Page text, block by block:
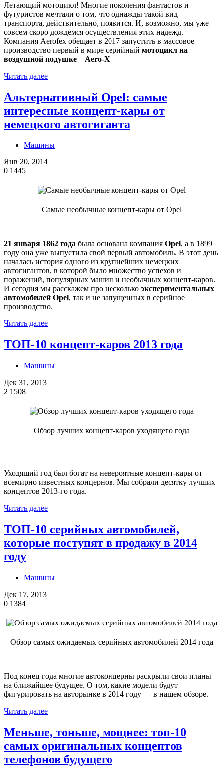
Летающий мотоцикл! Многие поколения фантастов и
футуристов мечтали о том, что однажды такой вид
транспорта, действительно, появится. И, возможно, мы уже
совсем скоро дождемся осуществления этих надежд.
Компания Aerofex обещает в 2017 запустить в массовое
производство первый в мире серийный мотоцикл на
воздушной подушке – Aero-X.
Читать далее
Альтернативный Opel: самые
интересные концепт-кары от
немецкого автогиганта
Машины
Янв 20, 2014
0 1445
Самые необычные концепт-кары от Opel
21 января 1862 года была основана компания Opel, а в 1899
году она уже выпустила свой первый автомобиль. В этот день
началась история одного из крупнейших немецких
автогигантов, в которой было множество успехов и
поражений, популярных машин и необычных концепт-каров.
И сегодня мы расскажем про несколько экспериментальных
автомобилей Opel, так и не запущенных в серийное
производство.
Читать далее
ТОП-10 концепт-каров 2013 года
Машины
Дек 31, 2013
2 1508
Обзор лучших концепт-каров уходящего года
Уходящий год был богат на невероятные концепт-кары от
всемирно известных концернов. Мы собрали десятку лучших
концептов 2013-го года.
Читать далее
ТОП-10 серийных автомобилей,
которые поступят в продажу в 2014
году
Машины
Дек 17, 2013
0 1384
Обзор самых ожидаемых серийных автомобилей 2014 года
Под конец года многие автоконцерны раскрыли свои планы
на ближайшее будущее. О том, какие модели будут
фигурировать на авторынке в 2014 году — в нашем обзоре.
Читать далее
Меньше, тоньше, мощнее: топ-10
самых оригинальных концептов
телефонов будущего